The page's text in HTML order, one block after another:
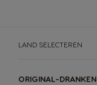
LAND SELECTEREN
ORIGINAL-DRANKEN